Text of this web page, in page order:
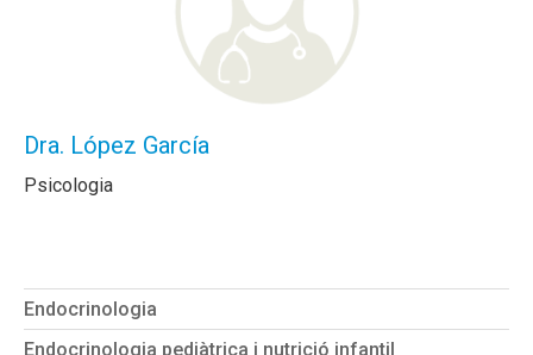
Dra. López García
Psicologia
Endocrinologia
Endocrinologia pediàtrica i nutrició infantil